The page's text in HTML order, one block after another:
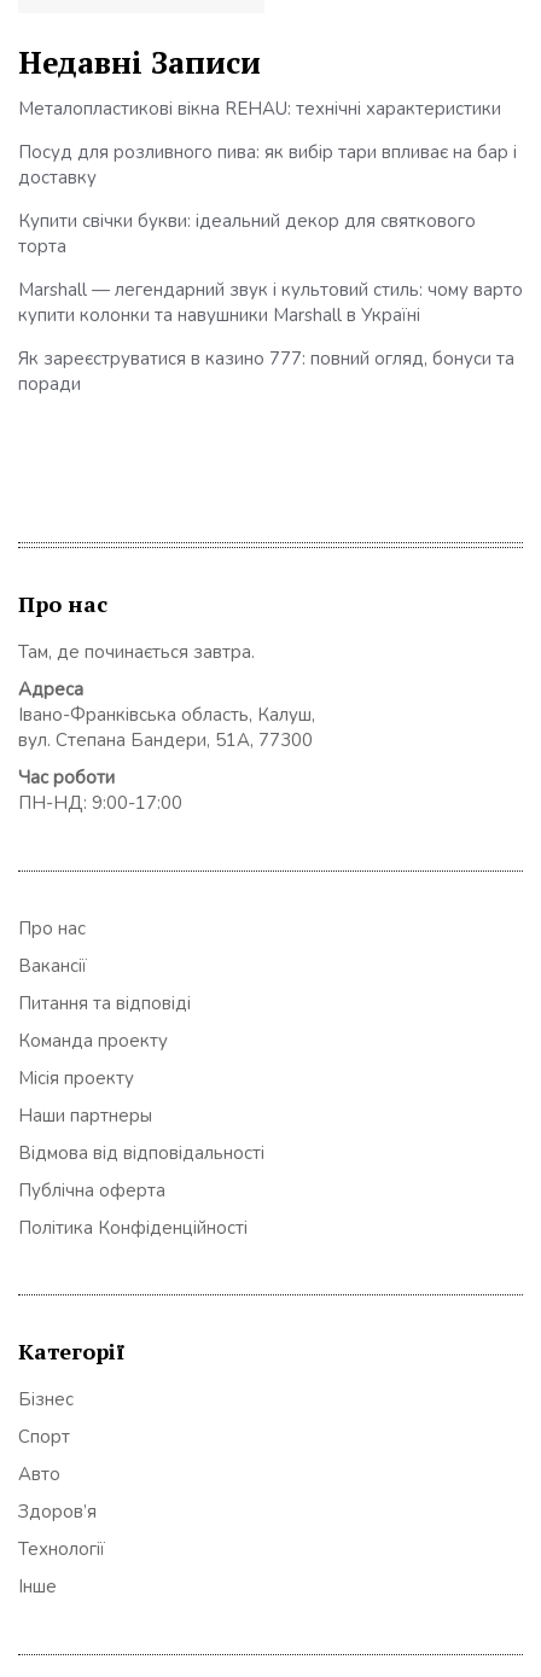
Недавні Записи
Металопластикові вікна REHAU: технічні характеристики
Посуд для розливного пива: як вибір тари впливає на бар і
доставку
Купити свічки букви: ідеальний декор для святкового
торта
Marshall — легендарний звук і культовий стиль: чому варто
купити колонки та навушники Marshall в Україні
Як зареєструватися в казино 777: повний огляд, бонуси та
поради
Про нас
Там, де починається завтра.
Адреса
Івано-Франківська область, Калуш,
вул. Степана Бандери, 51А, 77300
Час роботи
ПН-НД: 9:00-17:00
Про нас
Вакансії
Питання та відповіді
Команда проекту
Місія проекту
Наши партнеры
Відмова від відповідальності
Публічна оферта
Політика Конфіденційності
Категорії
Бізнес
Спорт
Авто
Здоров’я
Технології
Інше